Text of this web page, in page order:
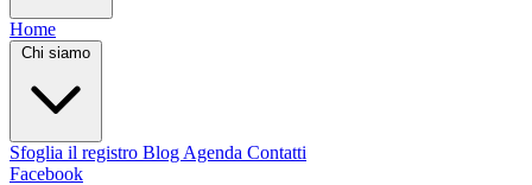
Home
Chi siamo
Sfoglia il registro Blog Agenda Contatti
Facebook